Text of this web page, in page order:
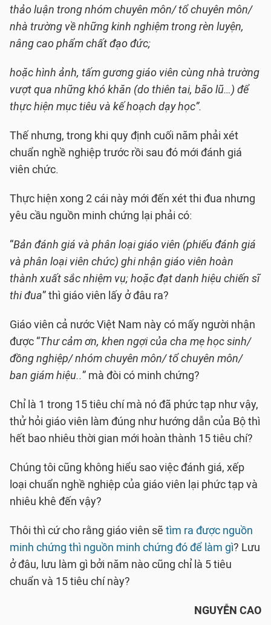
thảo luận trong nhóm chuyên môn/ tổ chuyên môn/
nhà trường về những kinh nghiệm trong rèn luyện,
nâng cao phẩm chất đạo đức;
hoặc hình ảnh, tấm gương giáo viên cùng nhà trường
vượt qua những khó khăn (do thiên tai, bão lũ…) để
thực hiện mục tiêu và kế hoạch dạy học”.
Thế nhưng, trong khi quy định cuối năm phải xét
chuẩn nghề nghiệp trước rồi sau đó mới đánh giá
viên chức.
Thực hiện xong 2 cái này mới đến xét thi đua nhưng
yêu cầu nguồn minh chứng lại phải có:
“Bản đánh giá và phân loại giáo viên (phiếu đánh giá
và phân loại viên chức) ghi nhận giáo viên hoàn
thành xuất sắc nhiệm vụ; hoặc đạt danh hiệu chiến sĩ
thi đua” thì giáo viên lấy ở đâu ra?
Giáo viên cả nước Việt Nam này có mấy người nhận
được “Thư cảm ơn, khen ngợi của cha mẹ học sinh/
đồng nghiệp/ nhóm chuyên môn/ tổ chuyên môn/
ban giám hiệu..” mà đòi có minh chứng?
Chỉ là 1 trong 15 tiêu chí mà nó đã phức tạp như vậy,
thử hỏi giáo viên làm đúng như hướng dẫn của Bộ thì
hết bao nhiêu thời gian mới hoàn thành 15 tiêu chí?
Chúng tôi cũng không hiểu sao việc đánh giá, xếp
loại chuẩn nghề nghiệp của giáo viên lại phức tạp và
nhiêu khê đến vậy?
Thôi thì cứ cho rằng giáo viên sẽ tìm ra được nguồn
minh chứng thì nguồn minh chứng đó để làm gì? Lưu
ở đâu, lưu làm gì bởi năm nào cũng chỉ là 5 tiêu
chuẩn và 15 tiêu chí này?
NGUYỄN CAO